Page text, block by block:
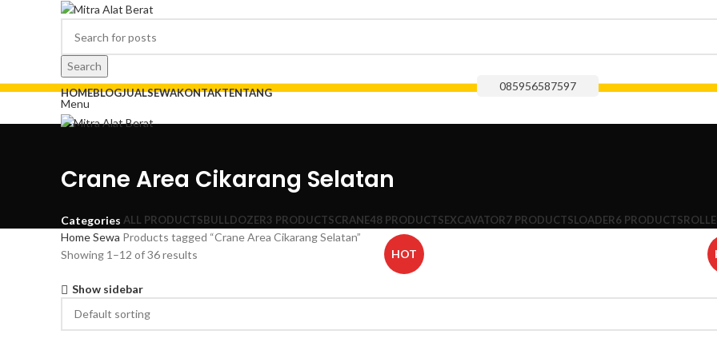
Search
085956587597
Menu
HOMEBLOGJUALSEWAKONTAKTENTANG
Crane Area Cikarang Selatan
Categories ALL PRODUCTSBULLDOZER3 PRODUCTSCRANE48 PRODUCTSEXCAVATOR7 PRODUCTSLOADER6 PRODUCTS
HomeSewa Products tagged “Crane Area Cikarang Selatan”
Showing 1–12 of 36 results
Show sidebar
HOT